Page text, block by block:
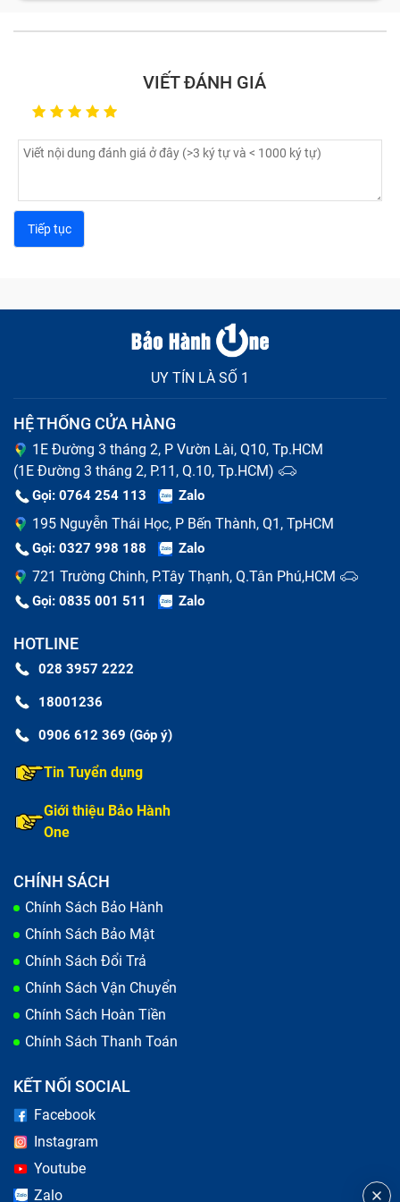
gặp trên laptop
Trong quá trình sử dụng, laptop thường gặp phải một
chữa kịp thời như dưới đây.
Lỗi màn hình laptop Macbook M1 Quận 1
Màn hình laptop có thể gặp phải một số lỗi phổ biến
ảnh hưởng đến trải nghiệm người dùng. Một trong
hình nhấp nháy liên tục, đó có thể là dấu hiệu của sự
cố về phần cứng hoặc phần mềm.
Một vấn đề khác là màu sắc hiển thị sai lệch, màn hình
bị tối đen, tối mờ hoặc không lên là dấu hiệu nghiêm
nối, blacklight, Cable LCD, cao áp. Ngoài ra, bạn cũng
có thể gặp phải hiện tượng màn hình bị vỡ, móp méo,
màn hình bị mờ, xuất hiện điểm chết (dead pixel) hoặc
bị nứt do va đập.
Các vấn đề khác bao gồm hiện tượng ghosting (hình
bạn gặp phải bất kỳ dấu hiệu nào trên, hãy kiểm tra và
khác.
Kỹ thuật viên kiểm tra sơ bộ trước khi sửa chữa laptop
VIẾT ĐÁNH GIÁ
UY TÍN LÀ SỐ 1
HỆ THỐNG CỬA HÀNG
1E Đường 3 tháng 2, P Vườn Lài, Q10, Tp.HCM
(1E Đường 3 tháng 2, P.11, Q.10, Tp.HCM)
Gọi: 0764 254 113 Zalo
195 Nguyễn Thái Học, P Bến Thành, Q1, TpHCM
Gọi: 0327 998 188 Zalo
721 Trường Chinh, P.Tây Thạnh, Q.Tân Phú,HCM
Gọi: 0835 001 511 Zalo
HOTLINE
028 3957 2222
18001236
0906 612 369 (Góp ý)
Tin Tuyển dụng
Giới thiệu Bảo Hành
One
CHÍNH SÁCH
Chính Sách Bảo Hành
Chính Sách Bảo Mật
Chính Sách Đổi Trả
Chính Sách Vận Chuyển
Chính Sách Hoàn Tiền
Chính Sách Thanh Toán
KẾT NỐI SOCIAL
Facebook
Instagram
Youtube
Zalo